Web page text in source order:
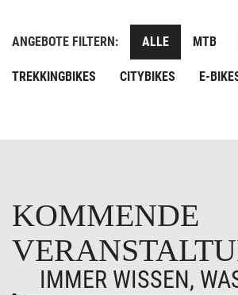
ANGEBOTE FILTERN: ALLE MTB
TREKKINGBIKES CITYBIKES E-
KOMMENDE
IMMER WISSEN,